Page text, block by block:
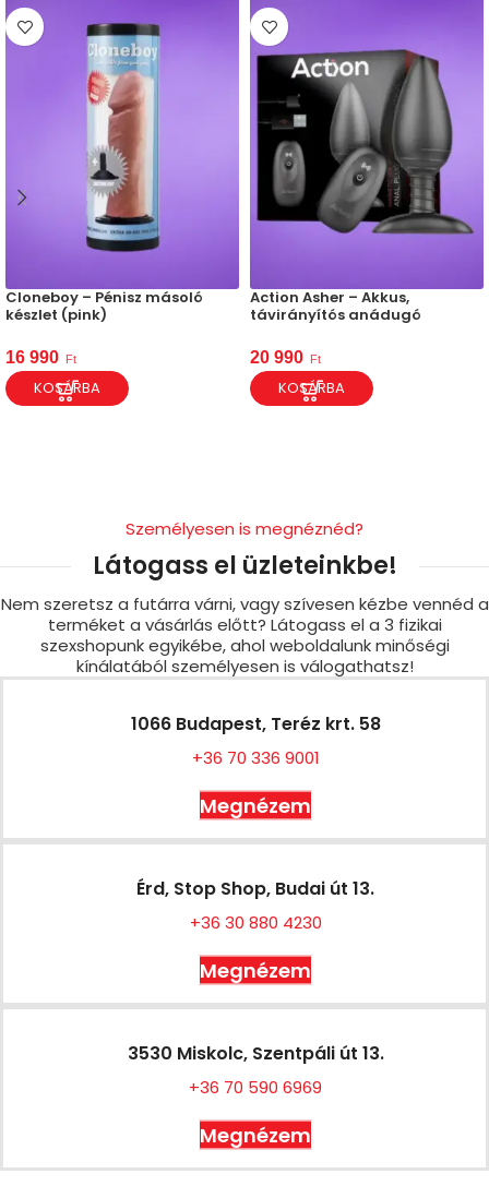
Cloneboy – Pénisz másoló
készlet (pink)
16 990 Ft
KOSÁRBA
Action Asher – Akkus,
távirányítós anádugó
20 990 Ft
KOSÁRBA
Személyesen is megnéznéd?
Látogass el üzleteinkbe!
Nem szeretsz a futárra várni, vagy szívesen kézbe vennéd a
terméket a vásárlás előtt? Látogass el a 3 fizikai
szexshopunk egyikébe, ahol weboldalunk minőségi
kínálatából személyesen is válogathatsz!
1066 Budapest, Teréz krt. 58
+36 70 336 9001
Megnézem
Érd, Stop Shop, Budai út 13.
+36 30 880 4230
Megnézem
3530 Miskolc, Szentpáli út 13.
+36 70 590 6969
Megnézem